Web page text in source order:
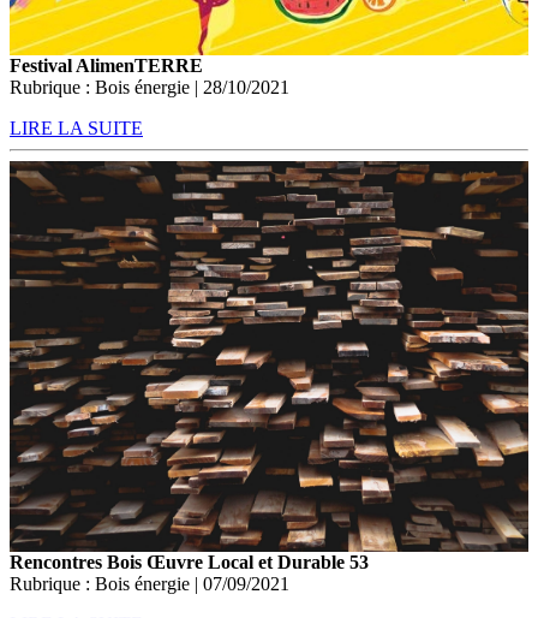
Festival AlimenTERRE
Rubrique : Bois énergie | 28/10/2021
LIRE LA SUITE
Rencontres Bois Œuvre Local et Durable 53
Rubrique : Bois énergie | 07/09/2021